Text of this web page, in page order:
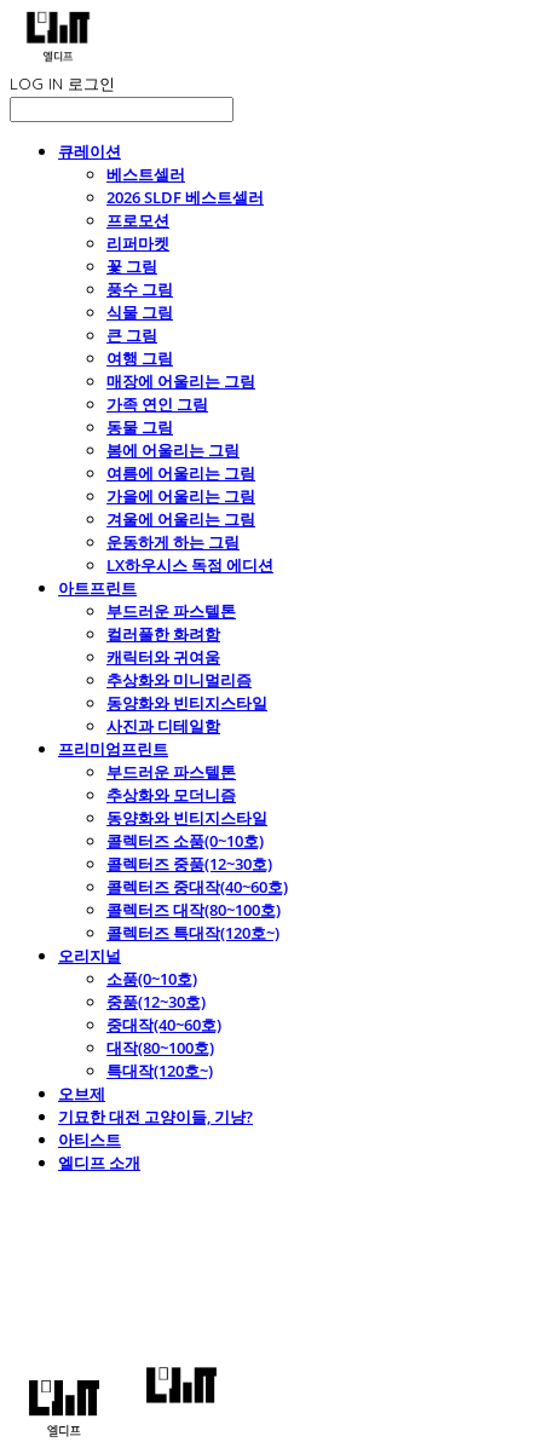
LOG IN 로그인
큐레이션
베스트셀러
2026 SLDF 베스트셀러
프로모션
리퍼마켓
꽃 그림
풍수 그림
식물 그림
큰 그림
여행 그림
매장에 어울리는 그림
가족 연인 그림
동물 그림
봄에 어울리는 그림
여름에 어울리는 그림
가을에 어울리는 그림
겨울에 어울리는 그림
운동하게 하는 그림
LX하우시스 독점 에디션
아트프린트
부드러운 파스텔톤
컬러풀한 화려함
캐릭터와 귀여움
추상화와 미니멀리즘
동양화와 빈티지스타일
사진과 디테일함
프리미엄프린트
부드러운 파스텔톤
추상화와 모더니즘
동양화와 빈티지스타일
콜렉터즈 소품(0~10호)
콜렉터즈 중품(12~30호)
콜렉터즈 중대작(40~60호)
콜렉터즈 대작(80~100호)
콜렉터즈 특대작(120호~)
오리지널
소품(0~10호)
중품(12~30호)
중대작(40~60호)
대작(80~100호)
특대작(120호~)
오브제
기묘한 대전 고양이들, 기냥?
아티스트
엘디프 소개